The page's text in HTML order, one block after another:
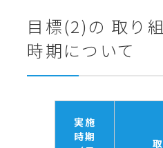
目標(2)の 取り
時期について
実施
時期